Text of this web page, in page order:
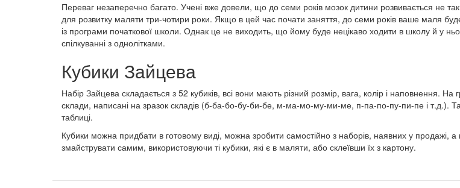
Переваг незаперечно багато. Учені вже довели, що до семи років мозок дитини розвивається не
для розвитку маляти три-чотири роки. Якщо в цей час почати заняття, до семи років ваше маля
із програми початкової школи. Однак це не виходить, що йому буде нецікаво ходити в школу й у
спілкуванні з однолітками.
Кубики Зайцева
Набір Зайцева складається з 52 кубиків, всі вони мають різний розмір, вага, колір і наповнення. На
склади, написані на зразок складів (б-ба-бо-бу-би-бе, м-ма-мо-му-ми-ме, п-па-по-пу-пи-пе і т.д.).
таблиці.
Кубики можна придбати в готовому виді, можна зробити самостійно з наборів, наявних у продажі,
змайструвати самим, використовуючи ті кубики, які є в маляти, або склеївши їх з картону.